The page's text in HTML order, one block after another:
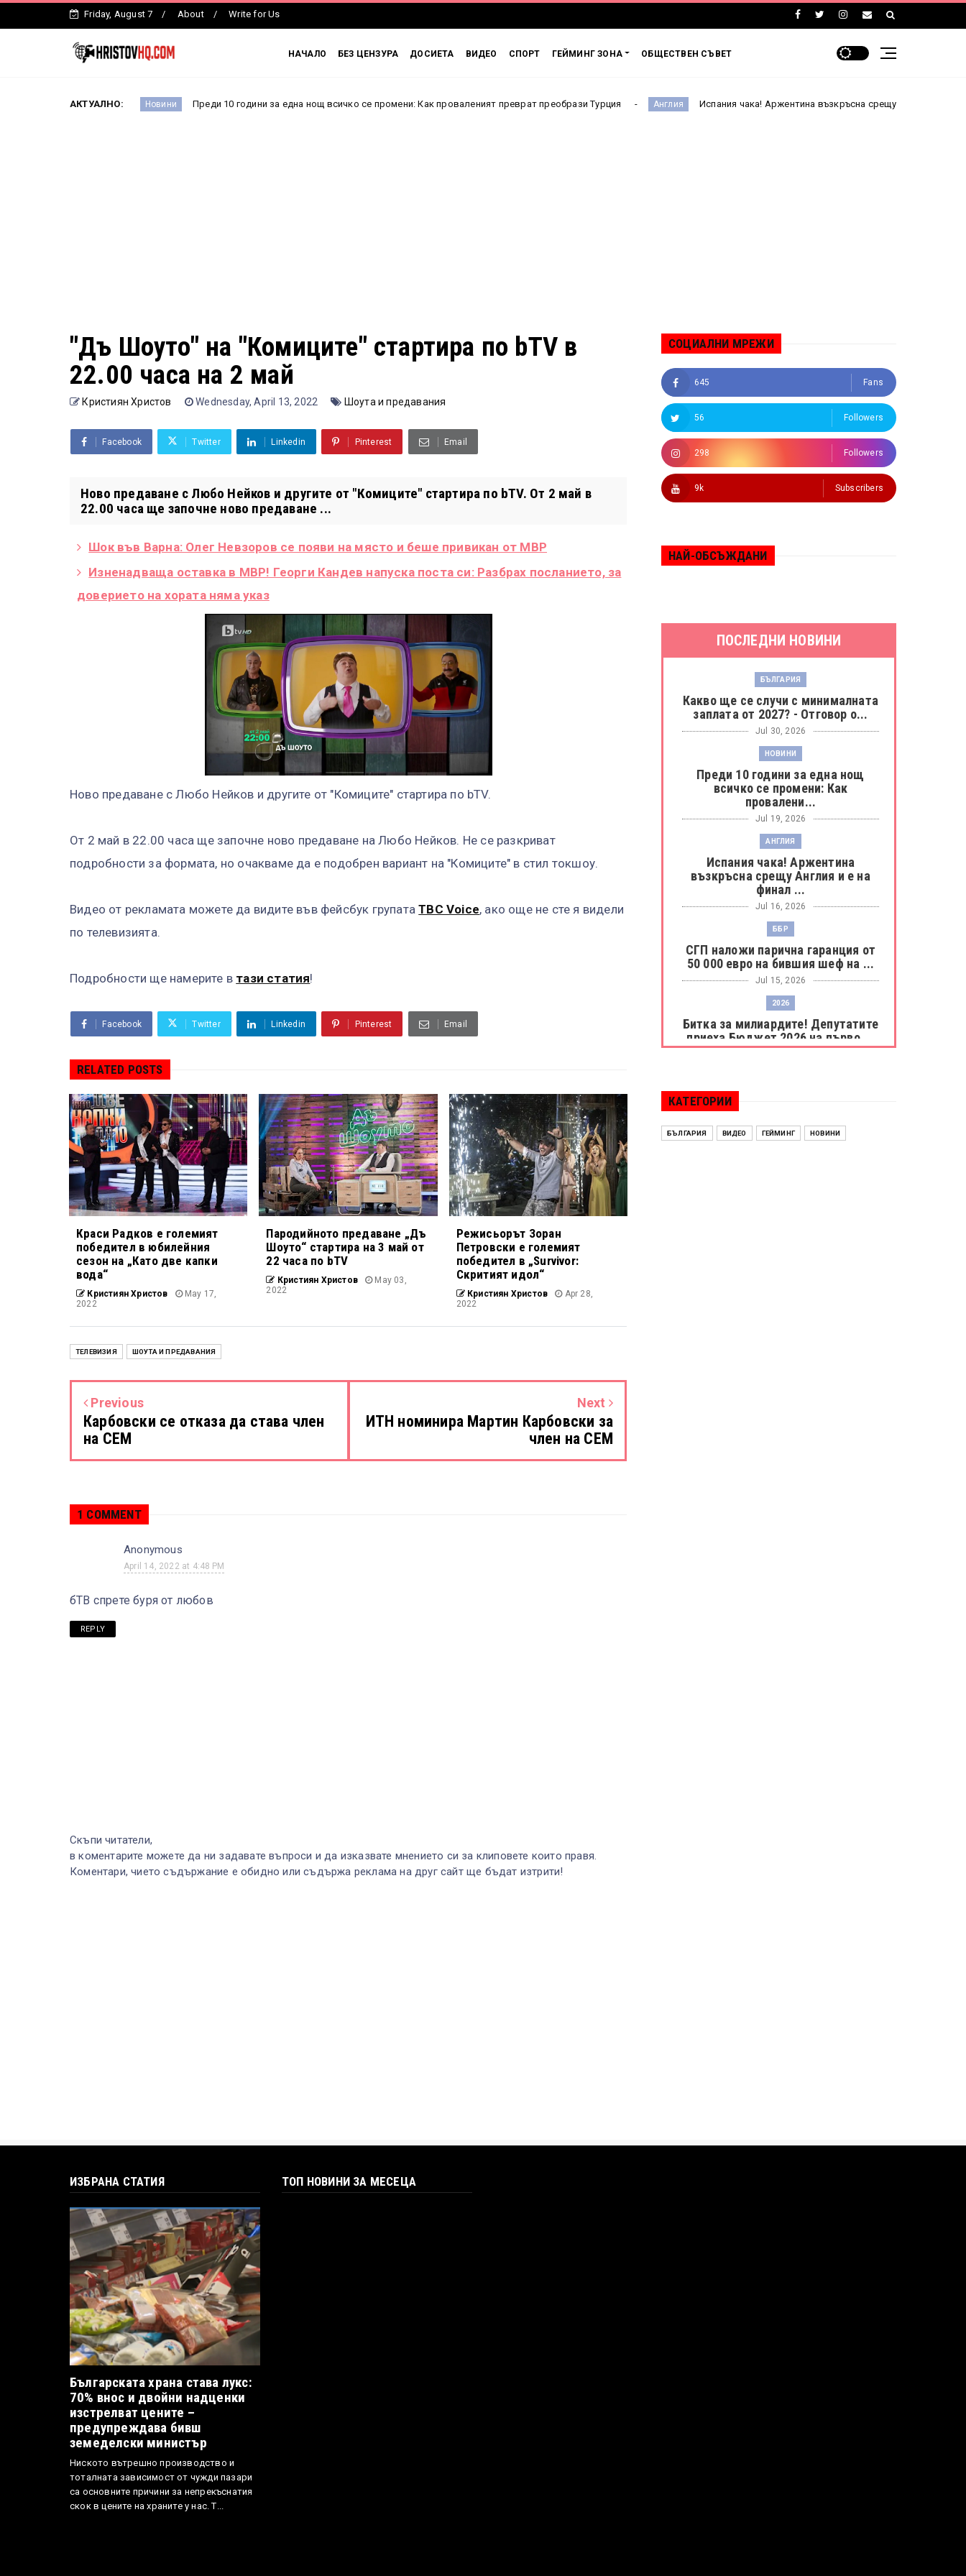
Friday, August 7 About Write for Us
НАЧАЛО БЕЗ ЦЕНЗУРА ДОСИЕТА ВИДЕО СПОРТ ГЕЙМИНГ ЗОНА ОБЩЕСТВЕН СЪВЕТ
АКТУАЛНО:
Новини Преди 10 години за една нощ всичко се промени: Как проваленият преврат преобрази Турция Англия Испания чака! Аржентина възкръсна срещу Англия и е на финал на
"Дъ Шоуто" на "Комиците" стартира по bTV в
22.00 часа на 2 май
Кристиян Христов Wednesday, April 13, 2022 Шоута и предавания
Facebook Twitter Linkedin Pinterest Email
Ново предаване с Любо Нейков и другите от "Комиците" стартира по bTV. От 2 май в
22.00 часа ще започне ново предаване ...
Шок във Варна: Олег Невзоров се появи на място и беше привикан от МВР
Изненадваща оставка в МВР! Георги Кандев напуска поста си: Разбрах посланието, за
доверието на хората няма указ
Ново предаване с Любо Нейков и другите от "Комиците" стартира по bTV.
От 2 май в 22.00 часа ще започне ново предаване на Любо Нейков. Не се разкриват
подробности за формата, но очакваме да е подобрен вариант на "Комиците" в стил токшоу.
Видео от рекламата можете да видите във фейсбук групатаTBC Voice, ако още не сте я видели
по телевизията.
Подробности ще намерите в тази статия!
Facebook Twitter Linkedin Pinterest Email
RELATED POSTS
Краси Радков е големият
победител в юбилейния
сезон на „Като две капки
вода“
Кристиян Христов
May 17,
2022
Пародийното предаване „Дъ
Шоуто“ стартира на 3 май от
22 часа по bTV
Кристиян Христов
May 03,
2022
Режисьорът Зоран
Петровски е големият
победител в „Survivor:
Скритият идол“
Кристиян Христов
Apr 28,
2022
ТЕЛЕВИЗИЯ ШОУТА И ПРЕДАВАНИЯ
Previous
Карбовски се отказа да става член
на СЕМ
Next
ИТН номинира Мартин Карбовски за
член на СЕМ
1 COMMENT
Anonymous
April 14, 2022 at 4:48 PM
бТВ спрете буря от любов
REPLY
Скъпи читатели,
в коментарите можете да ни задавате въпроси и да изказвате мнението си за клиповете които правя.
Коментари, чието съдържание е обидно или съдържа реклама на друг сайт ще бъдат изтрити!
СОЦИАЛНИ МРЕЖИ
645 Fans
56 Followers
298 Followers
9k Subscribers
НАЙ-ОБСЪЖДАНИ
ПОСЛЕДНИ НОВИНИ
БЪЛГАРИЯ
Какво ще се случи с минималната
заплата от 2027? - Отговор о...
Jul 30, 2026
НОВИНИ
Преди 10 години за една нощ
всичко се промени: Как
провалени...
Jul 19, 2026
АНГЛИЯ
Испания чака! Аржентина
възкръсна срещу Англия и е на
финал ...
Jul 16, 2026
ББР
СГП наложи парична гаранция от
50 000 евро на бившия шеф на ...
Jul 15, 2026
2026
Битка за милиардите! Депутатите
приеха Бюджет 2026 на първо ...
Левски разби Борац с 4:0 и
продължава в Шампионската
лига
Jul 15, 2026
КАТЕГОРИИ
БЪЛГАРИЯ ВИДЕО ГЕЙМИНГ НОВИНИ
ИЗБРАНА СТАТИЯ
Българската храна става лукс:
70% внос и двойни надценки
изстрелват цените –
предупреждава бивш
земеделски министър
Ниското вътрешно производство и
тоталната зависимост от чужди пазари
са основните причини за непрекъснатия
скок в цените на храните у нас. Т...
ТОП НОВИНИ ЗА МЕСЕЦА